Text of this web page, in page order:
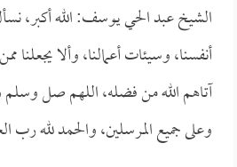
الشيخ عبد الحي يوسف: الله أكبر،
أنفسنا، وسيئات أعمالنا، وألا
آتاهم الله من فضله، اللهم صل
وعلى جميع المرسلين، والحمد لله رب